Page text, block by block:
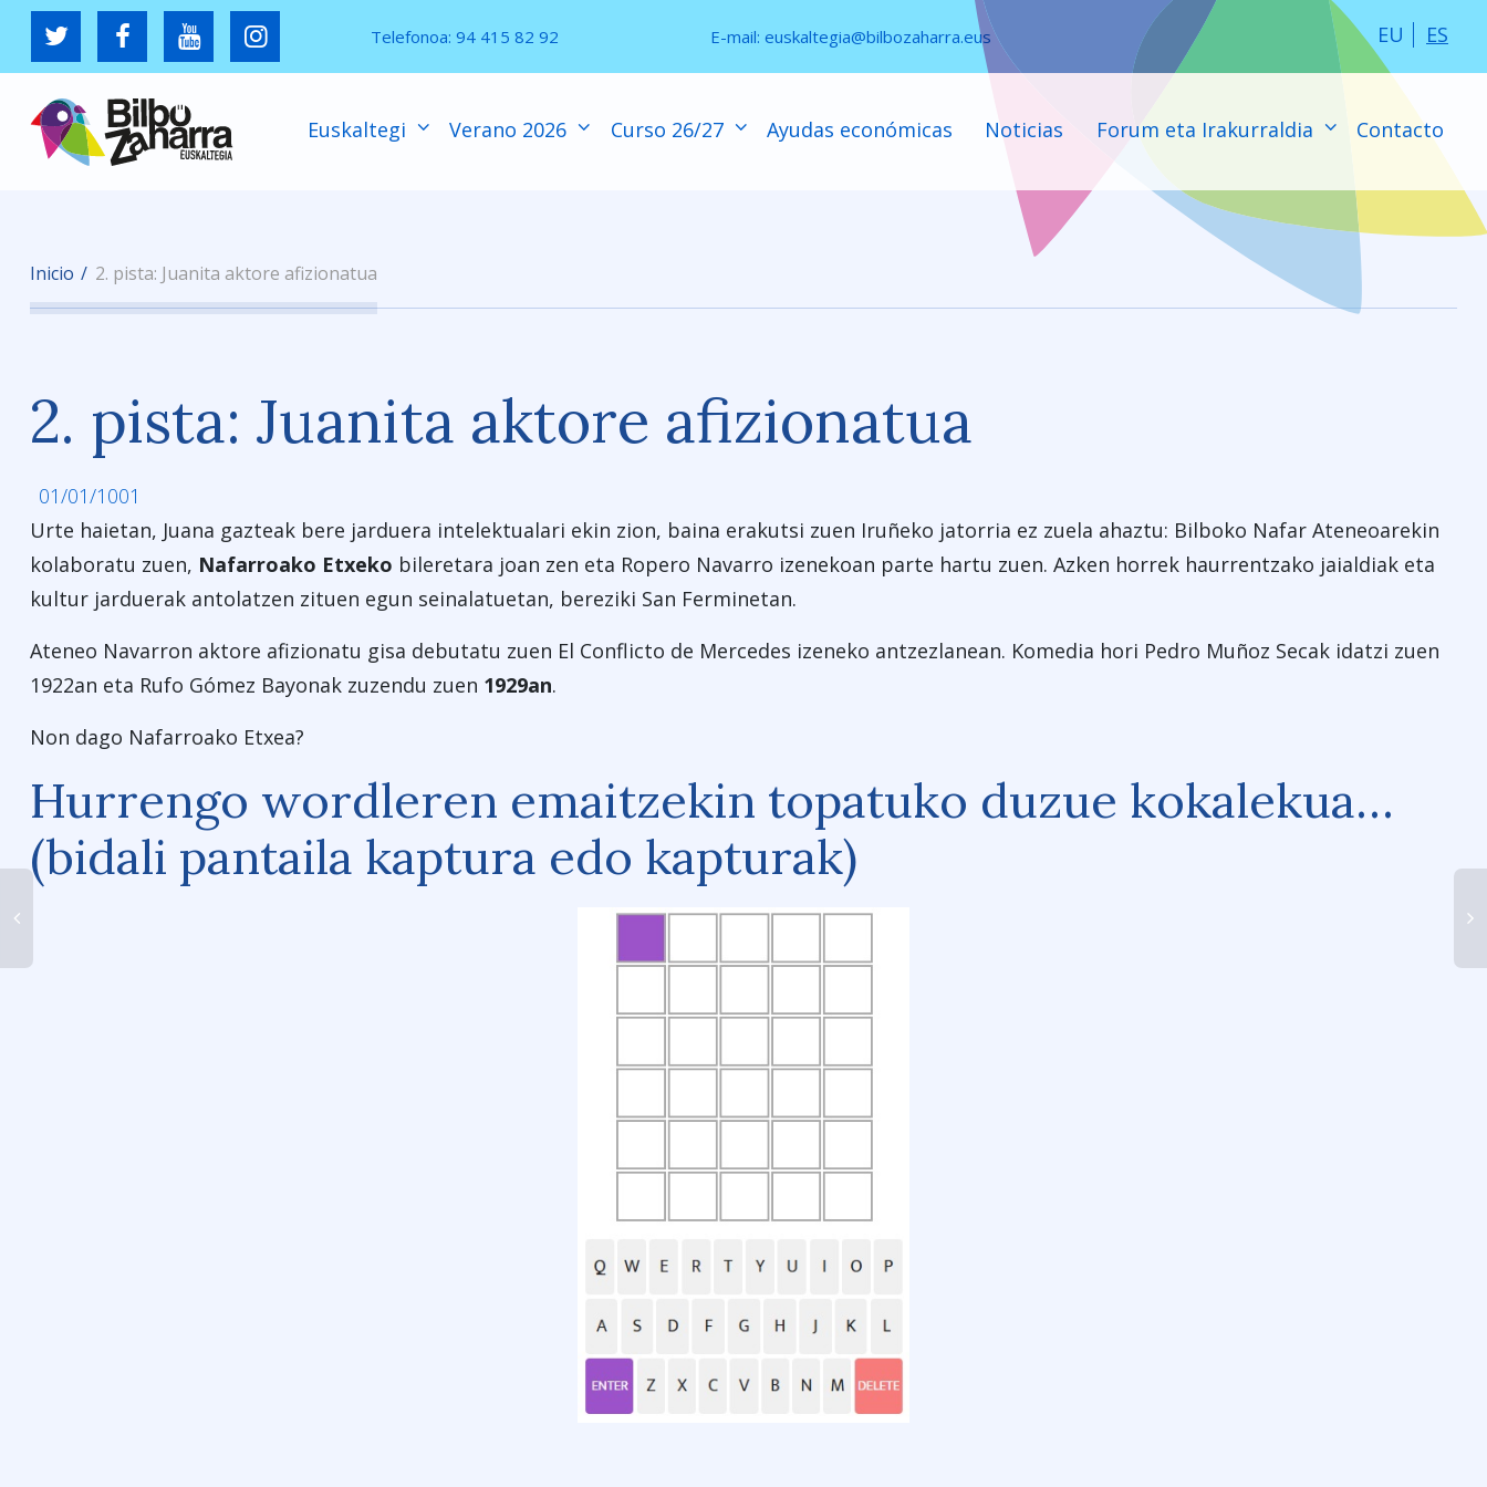
Telefonoa: 94 415 82 92 E-mail: euskaltegia@bilbozaharra.eus EU ES
Euskaltegi Verano 2026 Curso 26/27 Ayudas económicas Noticias Forum eta Irakurraldia Contacto
Inicio 2. pista: Juanita aktore afizionatua
2. pista: Juanita aktore afizionatua
01/01/1001
Urte haietan, Juana gazteak bere jarduera intelektualari ekin zion, baina erakutsi zuen Iruñeko jatorria ez zuela ahaztu: Bilboko Nafar Ateneoarekin
kolaboratu zuen, Nafarroako Etxeko bileretara joan zen eta Ropero Navarro izenekoan parte hartu zuen. Azken horrek haurrentzako jaialdiak eta
kultur jarduerak antolatzen zituen egun seinalatuetan, bereziki San Ferminetan.
Ateneo Navarron aktore afizionatu gisa debutatu zuen El Conflicto de Mercedes izeneko antzezlanean. Komedia hori Pedro Muñoz Secak idatzi zuen
1922an eta Rufo Gómez Bayonak zuzendu zuen 1929an.
Non dago Nafarroako Etxea?
Hurrengo wordleren emaitzekin topatuko duzue kokalekua…
(bidali pantaila kaptura edo kapturak)